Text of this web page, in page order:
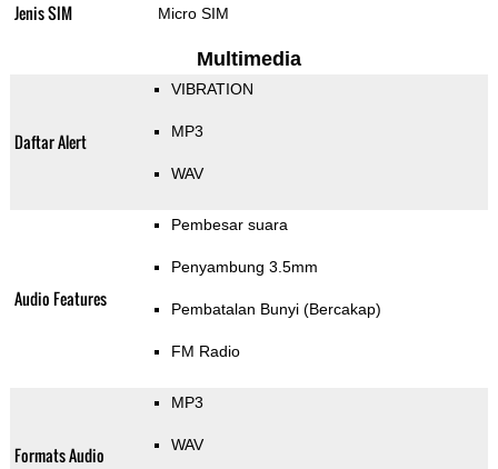
Jenis SIM Micro SIM
Multimedia
Daftar Alert
VIBRATION
MP3
WAV
Audio Features
Pembesar suara
Penyambung 3.5mm
Pembatalan Bunyi (Bercakap)
FM Radio
Formats Audio
MP3
WAV